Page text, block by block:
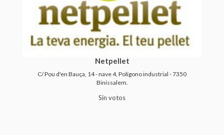
Netpellet
C/ Pou d'en Bauça, 14 - nave 4, Polígono industrial - 7350
Binissalem.
Sin votos